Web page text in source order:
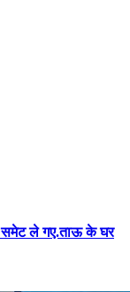
समेट ले गए.ताऊ के घर